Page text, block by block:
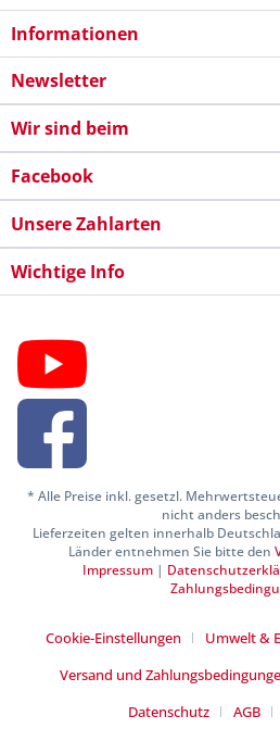
Informationen
Newsletter
Wir sind beim
Facebook
Unsere Zahlarten
Wichtige Info
* Alle Preise inkl. gesetzl.
nicht anders
Lieferzeiten gelten innerhalb
Länder entnehmen Sie bitte den
Impressum |
Cookie-Einstellungen Umwelt &
Versand und
Datenschutz
AGB